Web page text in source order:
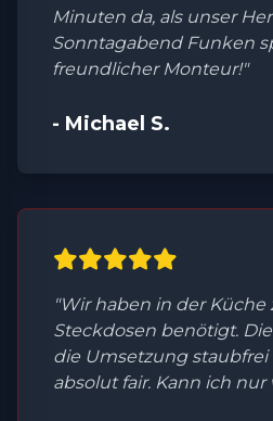
Minuten da, als unser
Sonntagabend Funken
freundlicher Monteur!"
- Michael S.
"Wir haben in der Küche
Steckdosen benötigt.
die Umsetzung staubfrei
absolut fair. Kann ich